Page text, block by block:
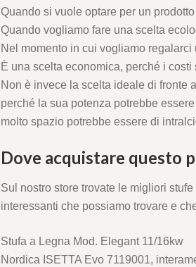
Quando si vuole optare per un
Quando vogliamo fare una scelta
Nel momento in cui vogliamo
È una scelta economica, perché i
Non è invece la scelta ideale di fronte
perché la sua potenza potrebbe
molto spazio potrebbe essere di
Dove acquistare questo
Sul nostro store trovate le migliori
interessanti che possiamo trovare e
Stufa a Legna Mod. Elegant 11/16kw
Nordica ISETTA Evo 7119001,